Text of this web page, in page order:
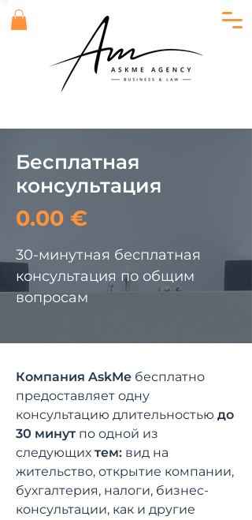
Бесплатная
консультация
0.00 €
30-минутная бесплатная
консультация по общим
вопросам
Компания AskMe бесплатно
предоставляет одну
консультацию длительностью до
30 минутпо одной из
следующих тем: вид на
жительство, открытие компании,
бухгалтерия, налоги, бизнес-
консультации, как и другие